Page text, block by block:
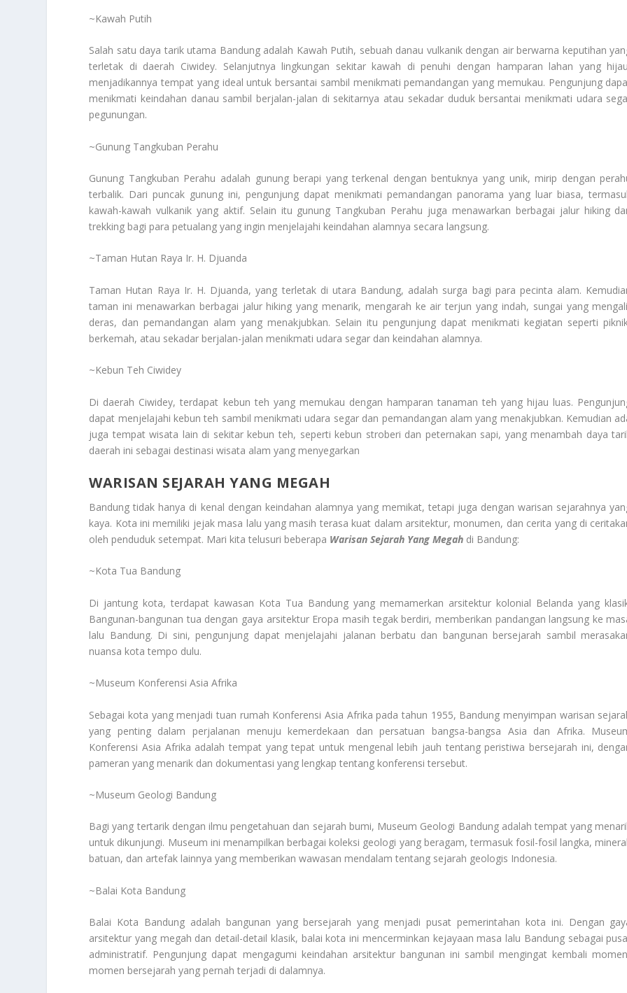
~Kawah Putih
Salah satu daya tarik utama Bandung adalah Kawah Putih, sebuah danau vulkanik dengan air berwarna keputihan
terletak di daerah Ciwidey. Selanjutnya lingkungan sekitar kawah di penuhi dengan hamparan lahan yang
menjadikannya tempat yang ideal untuk bersantai sambil menikmati pemandangan yang memukau. Pengunjung
menikmati keindahan danau sambil berjalan-jalan di sekitarnya atau sekadar duduk bersantai menikmati udara
pegunungan.
~Gunung Tangkuban Perahu
Gunung Tangkuban Perahu adalah gunung berapi yang terkenal dengan bentuknya yang unik, mirip dengan
terbalik. Dari puncak gunung ini, pengunjung dapat menikmati pemandangan panorama yang luar biasa,
kawah-kawah vulkanik yang aktif. Selain itu gunung Tangkuban Perahu juga menawarkan berbagai jalur hiking
trekking bagi para petualang yang ingin menjelajahi keindahan alamnya secara langsung.
~Taman Hutan Raya Ir. H. Djuanda
Taman Hutan Raya Ir. H. Djuanda, yang terletak di utara Bandung, adalah surga bagi para pecinta alam.
taman ini menawarkan berbagai jalur hiking yang menarik, mengarah ke air terjun yang indah, sungai yang
deras, dan pemandangan alam yang menakjubkan. Selain itu pengunjung dapat menikmati kegiatan seperti
berkemah, atau sekadar berjalan-jalan menikmati udara segar dan keindahan alamnya.
~Kebun Teh Ciwidey
Di daerah Ciwidey, terdapat kebun teh yang memukau dengan hamparan tanaman teh yang hijau luas.
dapat menjelajahi kebun teh sambil menikmati udara segar dan pemandangan alam yang menakjubkan. Kemudian
juga tempat wisata lain di sekitar kebun teh, seperti kebun stroberi dan peternakan sapi, yang menambah daya
daerah ini sebagai destinasi wisata alam yang menyegarkan
WARISAN SEJARAH YANG MEGAH
Bandung tidak hanya di kenal dengan keindahan alamnya yang memikat, tetapi juga dengan warisan sejarahnya
kaya. Kota ini memiliki jejak masa lalu yang masih terasa kuat dalam arsitektur, monumen, dan cerita yang di
oleh penduduk setempat. Mari kita telusuri beberapa Warisan Sejarah Yang Megah di Bandung:
~Kota Tua Bandung
Di jantung kota, terdapat kawasan Kota Tua Bandung yang memamerkan arsitektur kolonial Belanda yang
Bangunan-bangunan tua dengan gaya arsitektur Eropa masih tegak berdiri, memberikan pandangan langsung ke
lalu Bandung. Di sini, pengunjung dapat menjelajahi jalanan berbatu dan bangunan bersejarah sambil
nuansa kota tempo dulu.
~Museum Konferensi Asia Afrika
Sebagai kota yang menjadi tuan rumah Konferensi Asia Afrika pada tahun 1955, Bandung menyimpan warisan
yang penting dalam perjalanan menuju kemerdekaan dan persatuan bangsa-bangsa Asia dan Afrika.
Konferensi Asia Afrika adalah tempat yang tepat untuk mengenal lebih jauh tentang peristiwa bersejarah ini,
pameran yang menarik dan dokumentasi yang lengkap tentang konferensi tersebut.
~Museum Geologi Bandung
Bagi yang tertarik dengan ilmu pengetahuan dan sejarah bumi, Museum Geologi Bandung adalah tempat yang
untuk dikunjungi. Museum ini menampilkan berbagai koleksi geologi yang beragam, termasuk fosil-fosil langka,
batuan, dan artefak lainnya yang memberikan wawasan mendalam tentang sejarah geologis Indonesia.
~Balai Kota Bandung
Balai Kota Bandung adalah bangunan yang bersejarah yang menjadi pusat pemerintahan kota ini. Dengan
arsitektur yang megah dan detail-detail klasik, balai kota ini mencerminkan kejayaan masa lalu Bandung sebagai
administratif. Pengunjung dapat mengagumi keindahan arsitektur bangunan ini sambil mengingat kembali
momen bersejarah yang pernah terjadi di dalamnya.